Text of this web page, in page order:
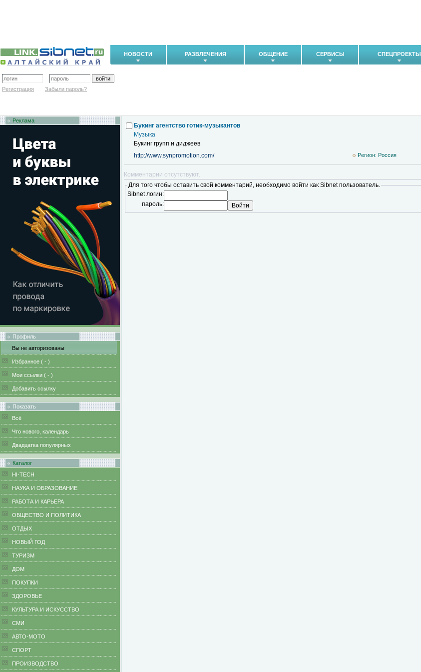
НОВОСТИ РАЗВЛЕЧЕНИЯ ОБЩЕНИЕ СЕРВИСЫ СПЕЦПРОЕКТЫ
Регистрация Забыли пароль?
Реклама
Профиль
Вы не авторизованы
Избранное ( - )
Мои ссылки ( - )
Добавить ссылку
Показать
Всё
Что нового, календарь
Двадцатка популярных
Каталог
HI-TECH
НАУКА И ОБРАЗОВАНИЕ
РАБОТА И КАРЬЕРА
ОБЩЕСТВО И ПОЛИТИКА
ОТДЫХ
НОВЫЙ ГОД
ТУРИЗМ
ДОМ
ПОКУПКИ
ЗДОРОВЬЕ
КУЛЬТУРА И ИСКУССТВО
СМИ
АВТО-МОТО
СПОРТ
ПРОИЗВОДСТВО
Букинг агентство готик-музыкантов
Музыка
Букинг групп и диджеев
http://www.synpromotion.com/
Регион: Pоссия
Комментарии отсутствуют.
Для того чтобы оставить свой комментарий, необходимо войти как Sibnet пользователь.
Sibnet логин:
пароль: